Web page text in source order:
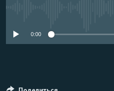
СОЦИАЛЬНЫЕ СЕТИ
0:00